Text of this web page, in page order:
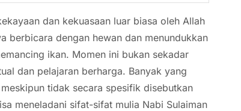
dan kekuasaan luar biasa oleh Allah
berbicara dengan hewan dan menundukkan
ikan. Momen ini bukan sekadar
dan pelajaran berharga. Banyak yang
tidak secara spesifik disebutkan
meneladani sifat-sifat mulia Nabi Sulaiman